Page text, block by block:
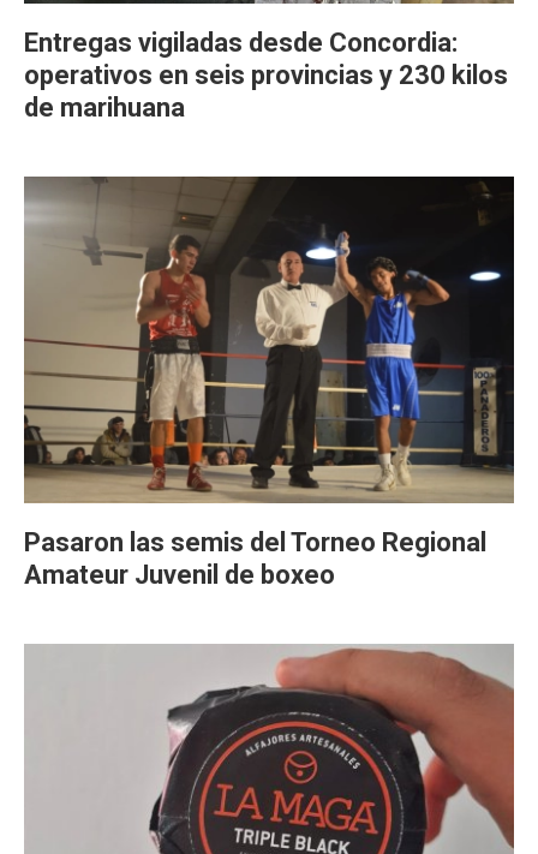
Entregas vigiladas desde Concordia:
operativos en seis provincias y 230 kilos
de marihuana
Pasaron las semis del Torneo Regional
Amateur Juvenil de boxeo